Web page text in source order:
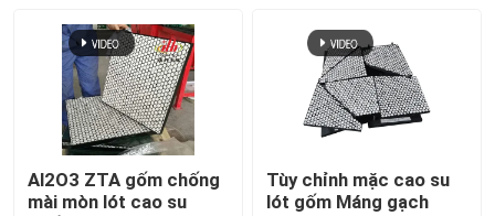
Al2O3 ZTA gốm chống
mài mòn lót cao su
Tùy chỉnh mặc cao su
lót gốm Máng gạch